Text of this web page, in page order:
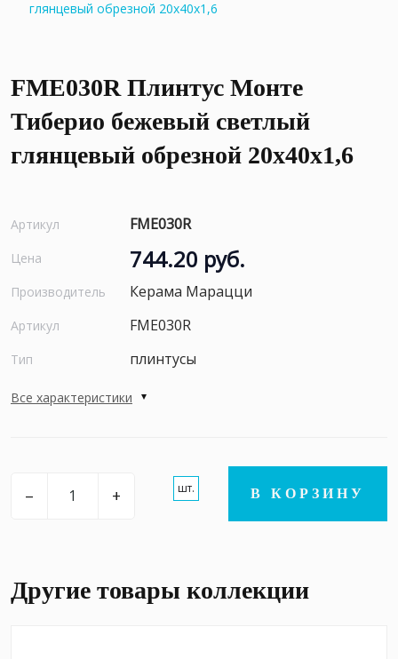
FME030R Плинтус Монте
Тиберио бежевый светлый
глянцевый обрезной 20x40x1,6
Артикул FME030R
Цена 744.20 руб.
Производитель Керама Марацци
Артикул FME030R
Тип плинтусы
Все характеристики
– + шт. В КОРЗИНУ
Другие товары коллекции